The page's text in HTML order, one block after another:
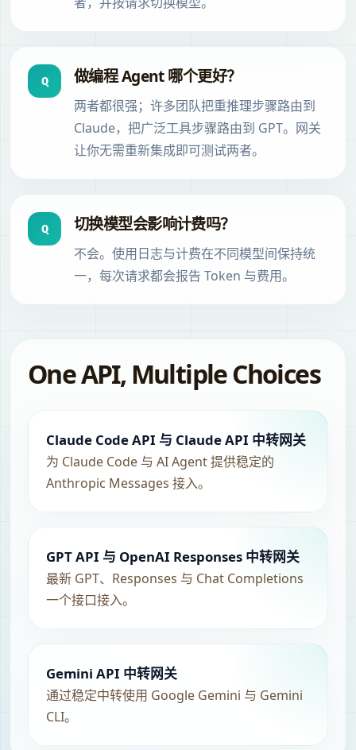
Q 做编程 Agent 哪个更好？
两者都很强；许多团队把重推理步骤路由到
Claude，把广泛工具步骤路由到 GPT。网关
让你无需重新集成即可测试两者。
Q 切换模型会影响计费吗？
不会。使用日志与计费在不同模型间保持统
一，每次请求都会报告 Token 与费用。
One API, Multiple Choices
Claude Code API 与 Claude API 中转网关
为 Claude Code 与 AI Agent 提供稳定的
Anthropic Messages 接入。
GPT API 与 OpenAI Responses 中转网关
最新 GPT、Responses 与 Chat Completions
一个接口接入。
Gemini API 中转网关
通过稳定中转使用 Google Gemini 与 Gemini
CLI。